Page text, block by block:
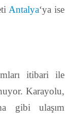
Antalya‘ya ise
itibari ile
Karayolu,
gibi ulaşım